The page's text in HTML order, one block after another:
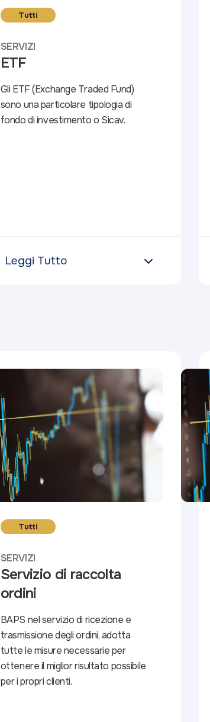
Tutti
SERVIZI
ETF
Gli ETF (Exchange Traded Fund)
sono una particolare tipologia di
fondo di investimento o Sicav.
Leggi Tutto
Tutti
SERVIZI
Servizio di raccolta
ordini
BAPS nel servizio di ricezione e
trasmissione degli ordini, adotta
tutte le misure necessarie per
ottenere il miglior risultato possibile
per i propri clienti.